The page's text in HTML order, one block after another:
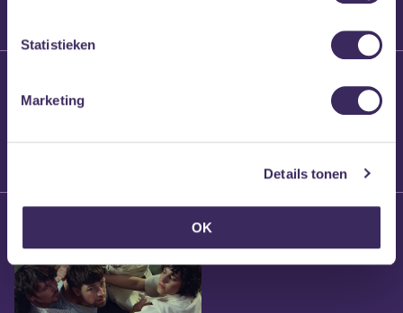
Statistieken
Marketing
Details tonen
OK
Brennt Vanneste
24 maart 2026
Willem’s Blog: Ão